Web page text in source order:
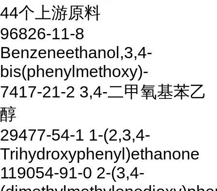
44个上游原料
96826-11-8
Benzeneethanol,3,4-
bis(phenylmethoxy)-
7417-21-2 3,4-二甲氧基苯乙
醇
29477-54-1 1-(2,3,4-
Trihydroxyphenyl)ethanone
119054-91-0 2-(3,4-